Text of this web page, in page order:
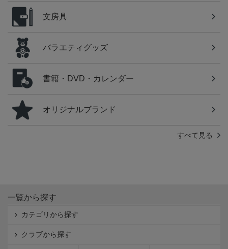
文房具
バラエティグッズ
書籍・DVD・カレンダー
オリジナルブランド
すべて見る
一覧から探す
カテゴリから探す
クラブから探す